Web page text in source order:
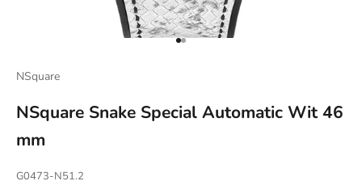
Naar artikel 1
Naar artikel 2
NSquare
NSquare Snake Special Automatic Wit 46
mm
G0473-N51.2